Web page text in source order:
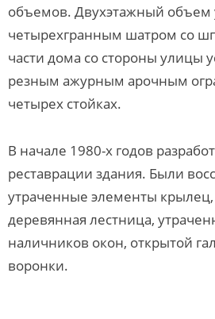
объемов. Двухэтажный объем
четырехгранным шатром со
части дома со стороны улицы
резным ажурным арочным
четырех стойках.
В начале 1980-х годов
реставрации здания. Были
утраченные элементы
деревянная лестница,
наличников окон, открытой
воронки.